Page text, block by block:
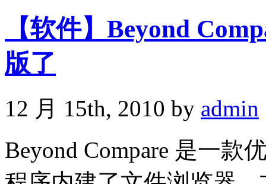
【软件】Beyond
版了
12 月 15th, 2010 by admin
Beyond Compare 是一款